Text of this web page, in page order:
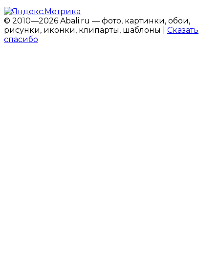
© 2010—2026 Abali.ru — фото, картинки, обои,
рисунки, иконки, клипарты, шаблоны | Сказать
спасибо